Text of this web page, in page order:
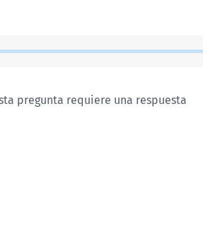
pregunta requiere una respuesta